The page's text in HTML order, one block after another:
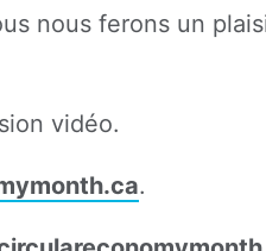
nous ferons un
vidéo.
.